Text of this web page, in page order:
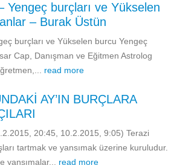
Yengeç burçları ve Yükselen
– Burak Üstün
burçları ve Yükselen burcu Yengeç
Cap, Danışman ve Eğitmen Astrolog
read more
AY’IN BURÇLARA
20:45, 10.2.2015, 9:05) Terazi
tartmak ve yansımak üzerine kuruludur.
yansımalar... read more